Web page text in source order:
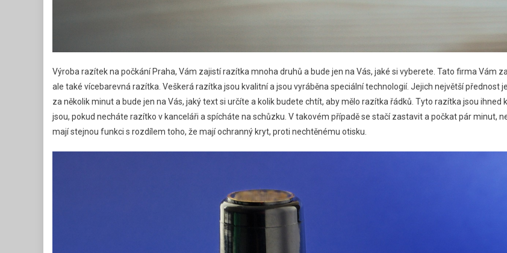
Výroba razítek na počkání Praha, Vám zajistí razítka mnoha druhů a bude jen na Vás, jaké si vyberete. Tato firma Vám
ale také vícebarevná razítka. Veškerá razítka jsou kvalitní a jsou vyráběna speciální technologií. Jejich největší přednost
za několik minut a bude jen na Vás, jaký text si určíte a kolik budete chtít, aby mělo razítka řádků. Tyto razítka jsou
jsou, pokud necháte razítko v kanceláři a spícháte na schůzku. V takovém případě se stačí zastavit a počkat pár minut,
mají stejnou funkci s rozdílem toho, že mají ochranný kryt, proti nechtěnému otisku.